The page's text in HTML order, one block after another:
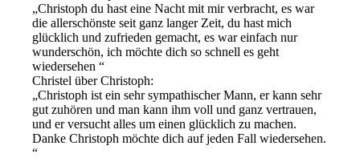
Christoph du hast eine Nacht mit mir verbracht, es war
die allerschönste seit ganz langer Zeit, du hast mich
glücklich und zufrieden gemacht, es war einfach nur
wunderschön, ich möchte dich so schnell es geht
wiedersehen
Christel über Christoph:
Christoph ist ein sehr sympathischer Mann, er kann sehr
gut zuhören und man kann ihm voll und ganz vertrauen,
und er versucht alles um einen glücklich zu machen.
Danke Christoph möchte dich auf jeden Fall wiedersehen.